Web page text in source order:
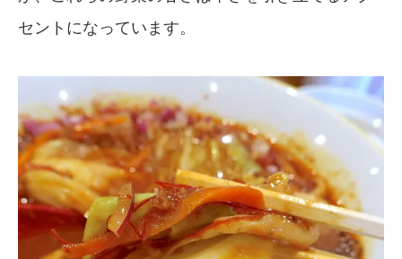
セントになっています。